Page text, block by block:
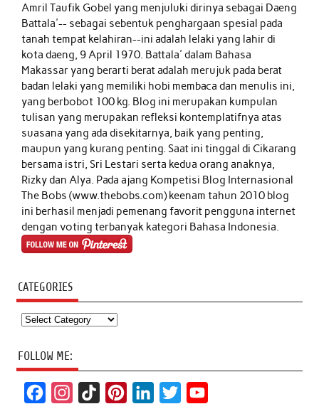
Amril Taufik Gobelyang menjuluki dirinya sebagai Daeng
Battala'-- sebagai sebentuk penghargaan spesial pada
tanah tempat kelahiran--ini adalah lelaki yang lahir di
kota daeng, 9 April 1970. Battala' dalam Bahasa
Makassar yang berarti berat adalah merujuk pada berat
badan lelaki yang memiliki hobi membaca dan menulis ini,
yang berbobot 100 kg. Blog ini merupakan kumpulan
tulisan yang merupakan refleksi kontemplatifnya atas
suasana yang ada disekitarnya, baik yang penting,
maupun yang kurang penting. Saat ini tinggal di Cikarang
bersama istri, Sri Lestari serta kedua orang anaknya,
Rizky dan Alya. Pada ajang Kompetisi Blog Internasional
The Bobs (www.thebobs.com) keenam tahun 2010 blog
ini berhasil menjadi pemenang favorit pengguna internet
dengan voting terbanyak kategori Bahasa Indonesia.
CATEGORIES
Categories
FOLLOW ME: